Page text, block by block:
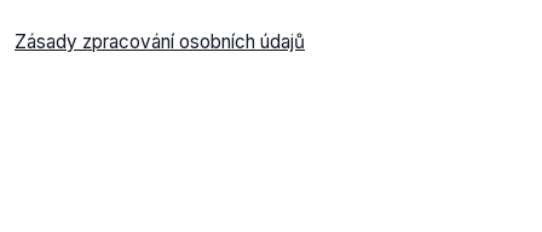
Zásady zpracování osobních údajů